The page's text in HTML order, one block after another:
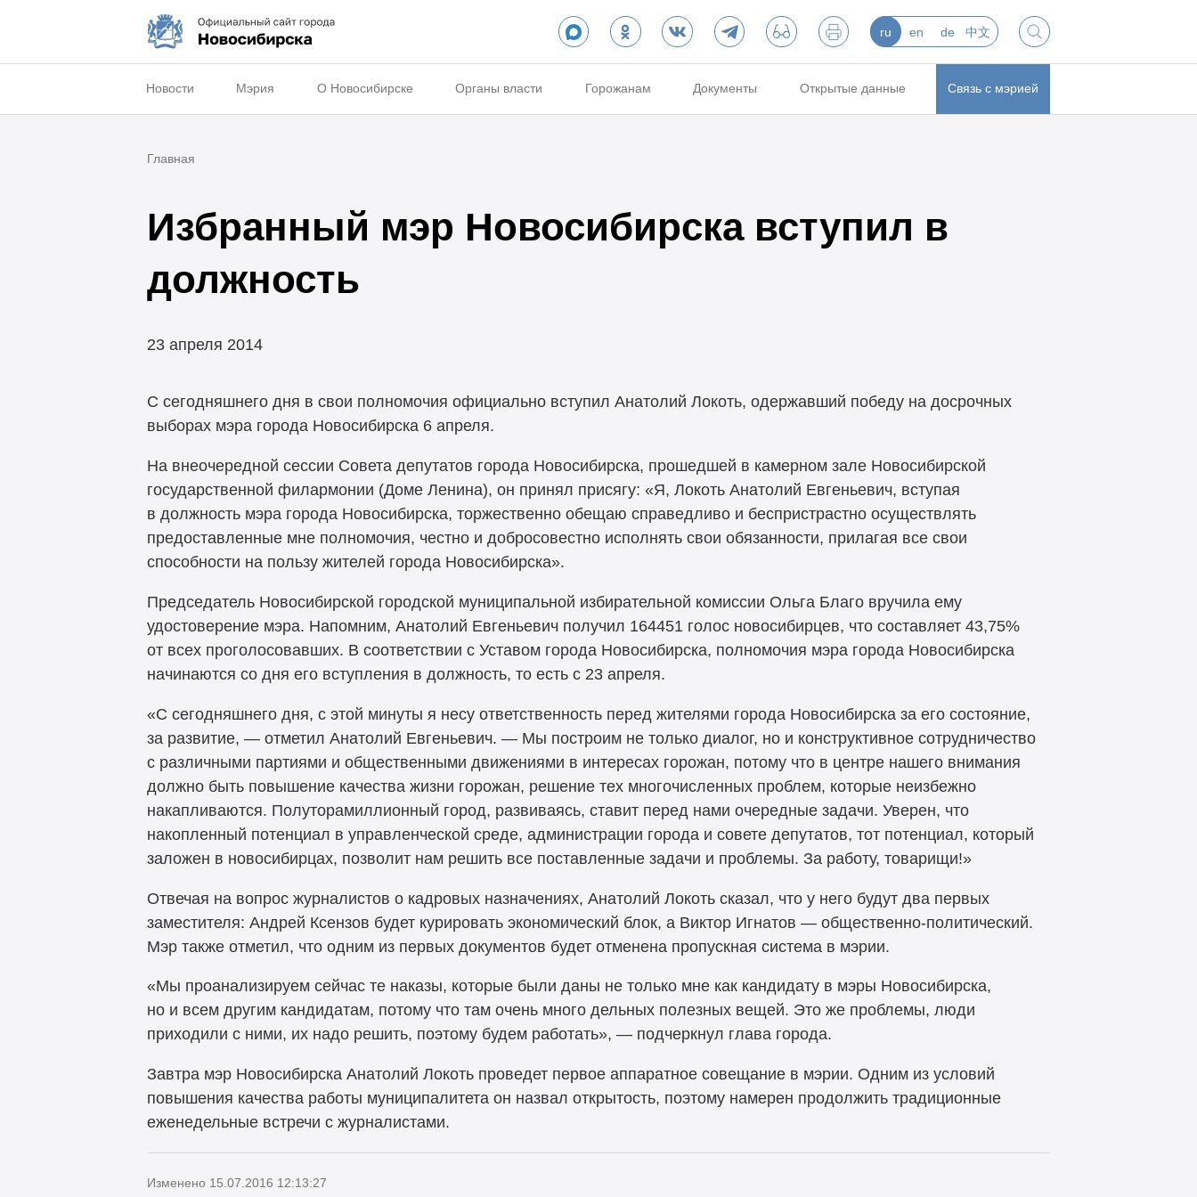
ru en de 中文
Новости Мэрия О Новосибирске Органы власти Горожанам Документы Открытые данные Связь с мэрией
Главная
Избранный мэр Новосибирска вступил в
должность
23 апреля 2014
С сегодняшнего дня в свои полномочия официально вступил Анатолий Локоть, одержавший победу на досрочных
выборах мэра города Новосибирска 6 апреля.
На внеочередной сессии Совета депутатов города Новосибирска, прошедшей в камерном зале Новосибирской
государственной филармонии (Доме Ленина), он принял присягу: «Я, Локоть Анатолий Евгеньевич, вступая
в должность мэра города Новосибирска, торжественно обещаю справедливо и беспристрастно осуществлять
предоставленные мне полномочия, честно и добросовестно исполнять свои обязанности, прилагая все свои
способности на пользу жителей города Новосибирска».
Председатель Новосибирской городской муниципальной избирательной комиссии Ольга Благо вручила ему
удостоверение мэра. Напомним, Анатолий Евгеньевич получил 164451 голос новосибирцев, что составляет 43,75%
от всех проголосовавших. В соответствии с Уставом города Новосибирска, полномочия мэра города Новосибирска
начинаются со дня его вступления в должность, то есть с 23 апреля.
«С сегодняшнего дня, с этой минуты я несу ответственность перед жителями города Новосибирска за его состояние,
за развитие, — отметил Анатолий Евгеньевич. — Мы построим не только диалог, но и конструктивное сотрудничество
с различными партиями и общественными движениями в интересах горожан, потому что в центре нашего внимания
должно быть повышение качества жизни горожан, решение тех многочисленных проблем, которые неизбежно
накапливаются. Полуторамиллионный город, развиваясь, ставит перед нами очередные задачи. Уверен, что
накопленный потенциал в управленческой среде, администрации города и совете депутатов, тот потенциал, который
заложен в новосибирцах, позволит нам решить все поставленные задачи и проблемы. За работу, товарищи!»
Отвечая на вопрос журналистов о кадровых назначениях, Анатолий Локоть сказал, что у него будут два первых
заместителя: Андрей Ксензов будет курировать экономический блок, а Виктор Игнатов — общественно-политический.
Мэр также отметил, что одним из первых документов будет отменена пропускная система в мэрии.
«Мы проанализируем сейчас те наказы, которые были даны не только мне как кандидату в мэры Новосибирска,
но и всем другим кандидатам, потому что там очень много дельных полезных вещей. Это же проблемы, люди
приходили с ними, их надо решить, поэтому будем работать», — подчеркнул глава города.
Завтра мэр Новосибирска Анатолий Локоть проведет первое аппаратное совещание в мэрии. Одним из условий
повышения качества работы муниципалитета он назвал открытость, поэтому намерен продолжить традиционные
еженедельные встречи с журналистами.
Изменено 15.07.2016 12:13:27